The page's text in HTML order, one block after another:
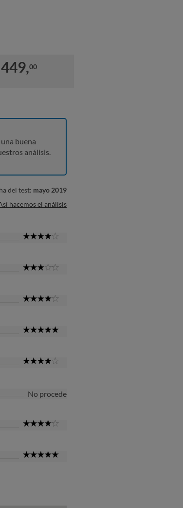
449,00
buena
análisis.
del test: mayo 2019
hacemos el análisis
No procede